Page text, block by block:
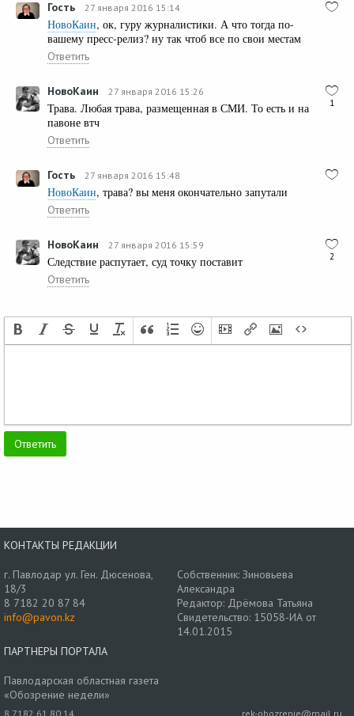
Гость 27 января 2016 15:14
НовоКаин, ок, гуру журналистики. А что тогда по-
вашему пресс-релиз? ну так чтоб все по свои местам
Ответить
1
НовоКаин 27 января 2016 15:26
Трава. Любая трава, размещенная в СМИ. То есть и на
павоне втч
Ответить
Гость 27 января 2016 15:48
НовоКаин, трава? вы меня окончательно запутали
Ответить
2
НовоКаин 27 января 2016 15:59
Следствие распутает, суд точку поставит
Ответить
КОНТАКТЫ РЕДАКЦИИ
г. Павлодар ул. Ген. Дюсенова,
18/3
8 7182 20 87 84
info@pavon.kz
Собственник: Зиновьева
Александра
Редактор: Дрёмова Татьяна
Свидетельство: 15058-ИА от
14.01.2015
ПАРТНЕРЫ ПОРТАЛА
Павлодарская областная газета
«Обозрение недели»
8 7182 61 80 14 rek-obozrenie@mail.ru